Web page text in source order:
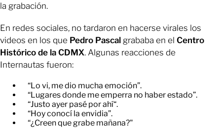
la grabación.
En redes sociales, no tardaron en hacerse virales los
videos en los que Pedro Pascal grababa en el Centro
Histórico de la CDMX. Algunas reacciones de
Internautas fueron:
“Lo vi, me dio mucha emoción”.
“Lugares donde me emperra no haber estado”.
“Justo ayer pasé por ahí“.
“Hoy conocí la envidia”.
“¿Creen que grabe mañana?"